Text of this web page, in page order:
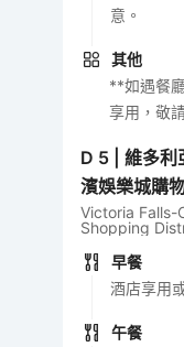
意。
其他
**如遇餐
享用，敬
D 5 |維多利
濱娛樂城購
Victoria Falls-
Shopping
早餐
酒店享用
午餐